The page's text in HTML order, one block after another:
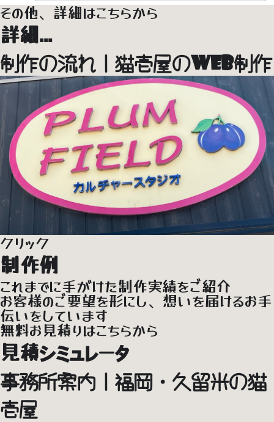
その他、詳細はこちらから
詳細...
制作の流れ｜猫壱屋のWeb制作
クリック
制作例
これまでに手がけた制作実績をご紹介
お客様のご要望を形にし、想いを届けるお手
伝いをしています
無料お見積りはこちらから
見積シミュレータ
事務所案内｜福岡・久留米の猫
壱屋